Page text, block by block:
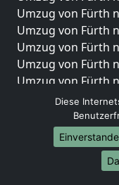
Umzug von Fürth
Umzug von Fürth
Umzug von Fürth
Umzug von Fürth
Umzug von Fürth
Umzug von Fürth
Umzug von Fürth
Umzug von Fürth
Umzug von Fürth
Umzug von Fürth
Diese